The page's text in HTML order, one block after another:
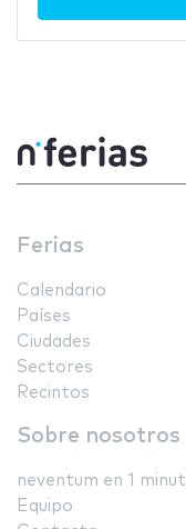
Ferias
Calendario
Países
Ciudades
Sectores
Recintos
Sobre nosotros
neventum en 1
Equipo